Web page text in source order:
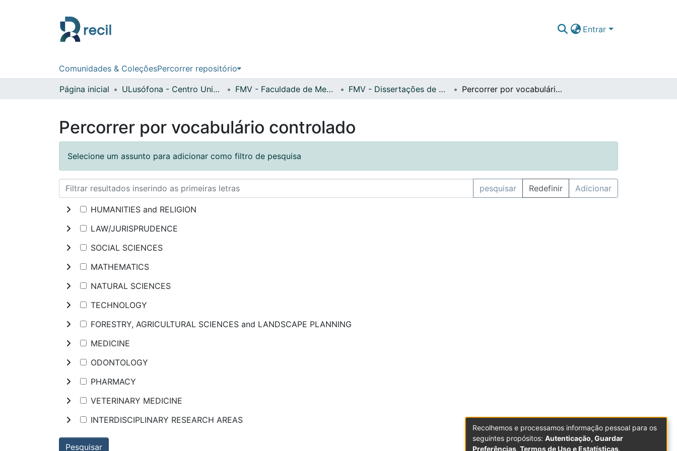
Entrar
Comunidades & ColeçõesPercorrer repositório
Página inicial ULusófona - Centro Universitário de Lisboa FMV - Faculdade de Medicina Veterinária FMV - Dissertações de Mestrado Percorrer por vocabulário controlado
Percorrer por vocabulário controlado
Selecione um assunto para adicionar como filtro de pesquisa
pesquisar Redefinir Adicionar
HUMANITIES and RELIGION
LAW/JURISPRUDENCE
SOCIAL SCIENCES
MATHEMATICS
NATURAL SCIENCES
TECHNOLOGY
FORESTRY, AGRICULTURAL SCIENCES and LANDSCAPE PLANNING
MEDICINE
ODONTOLOGY
PHARMACY
VETERINARY MEDICINE
INTERDISCIPLINARY RESEARCH AREAS
Pesquisar
Recolhemos e processamos informação pessoal para os
seguintes propósitos: Autenticação, Guardar
Preferências, Termos de Uso e Estatísticas.